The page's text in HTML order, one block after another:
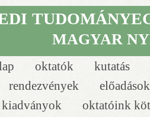
oktatók
kutatás
rendezvények
oktatóink
MAGYAR